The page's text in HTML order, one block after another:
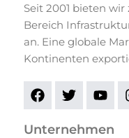
Seit 2001 bieten
Bereich
an. Eine globale
Kontinenten
Unternehmen